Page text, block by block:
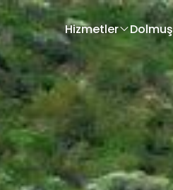
Hizmetler Dolmuş